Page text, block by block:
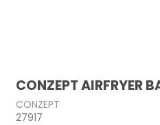
CONZEPT AIRFRYER
CONZEPT
27917